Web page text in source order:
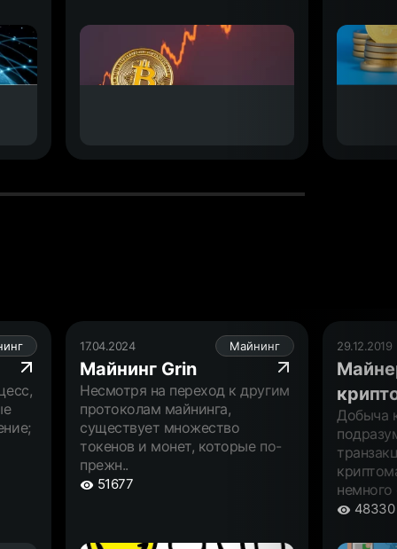
17.04.2024 Майнинг
Майнинг Grin
Несмотря на переход к другим
протоколам майнинга,
существует множество
токенов и монет, которые по-
прежн..
51677
29.12.2019
Добыча
немного
48330